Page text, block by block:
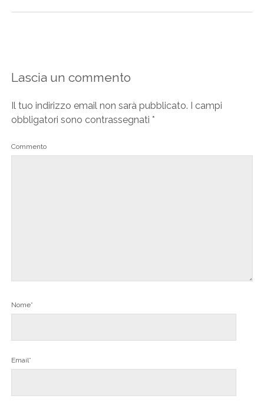
Lascia un commento
Il tuo indirizzo email non sarà pubblicato. I campi
obbligatori sono contrassegnati *
Commento
Nome*
Email*